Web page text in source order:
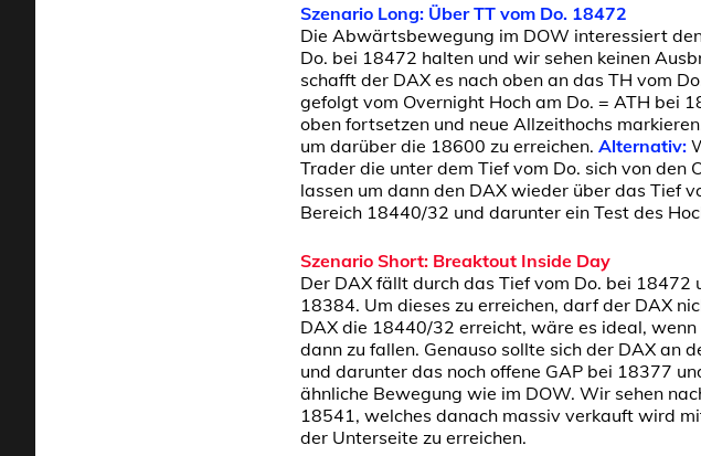
Szenario Long: Über TT vom Do. 18472
Die Abwärtsbewegung im DOW interessiert
Do. bei 18472 halten und wir sehen keinen
schafft der DAX es nach oben an das TH vom
gefolgt vom Overnight Hoch am Do. = ATH bei
oben fortsetzen und neue Allzeithochs
um darüber die 18600 zu erreichen. Alternativ:
Trader die unter dem Tief vom Do. sich von
lassen um dann den DAX wieder über das Tief
Bereich 18440/32 und darunter ein Test des
Szenario Short: Breaktout Inside Day
Der DAX fällt durch das Tief vom Do. bei
18384. Um dieses zu erreichen, darf der DAX
DAX die 18440/32 erreicht, wäre es ideal,
dann zu fallen. Genauso sollte sich der DAX an
und darunter das noch offene GAP bei 18377
ähnliche Bewegung wie im DOW. Wir sehen
18541, welches danach massiv verkauft wird
der Unterseite zu erreichen.